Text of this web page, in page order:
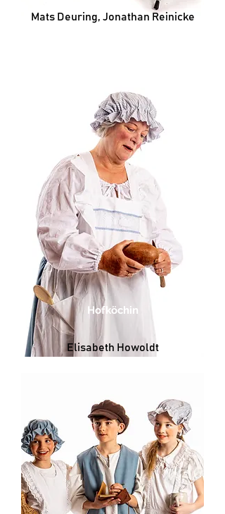
Mats Deuring, Jonathan Reinicke
Hofköchin
Elisabeth Howoldt